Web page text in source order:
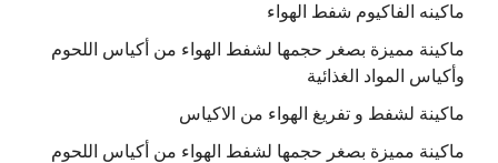
ماكينه الفاكيوم شفط الهواء
ماكينة مميزة بصغر حجمها لشفط الهواء من أكياس اللحوم
وأكياس المواد الغذائية
ماكينة لشفط و تفريغ الهواء من الاكياس
ماكينة مميزة بصغر حجمها لشفط الهواء من أكياس اللحوم